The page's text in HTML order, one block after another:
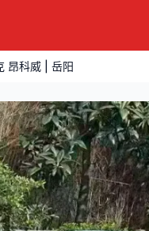
昂科威 | 岳阳